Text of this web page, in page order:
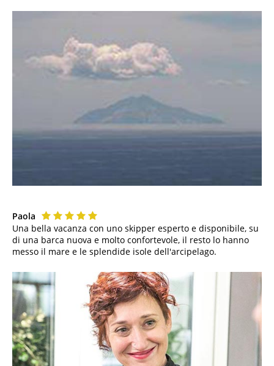
Paola
Una bella vacanza con uno skipper esperto e disponibile, su
di una barca nuova e molto confortevole, il resto lo hanno
messo il mare e le splendide isole dell'arcipelago.